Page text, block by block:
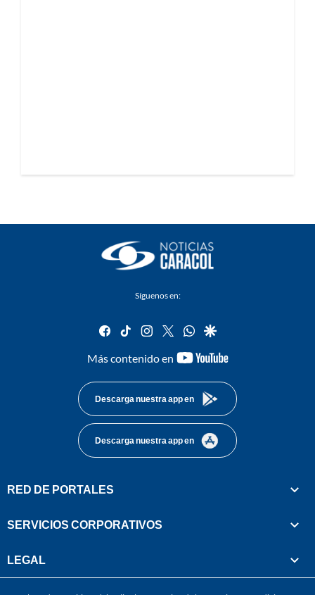
Síguenos en:
facebook
tiktok instagram
twitterwhatsapp
google
Más contenido en
youtube-
Descarga nuestra app en
Descarga nuestra app en
RED DE PORTALES
SERVICIOS CORPORATIVOS
LEGAL